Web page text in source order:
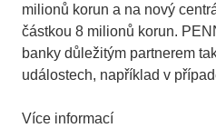
milionů korun a na nový
částkou 8 milionů korun.
banky důležitým partnerem
událostech, například v
Více informací